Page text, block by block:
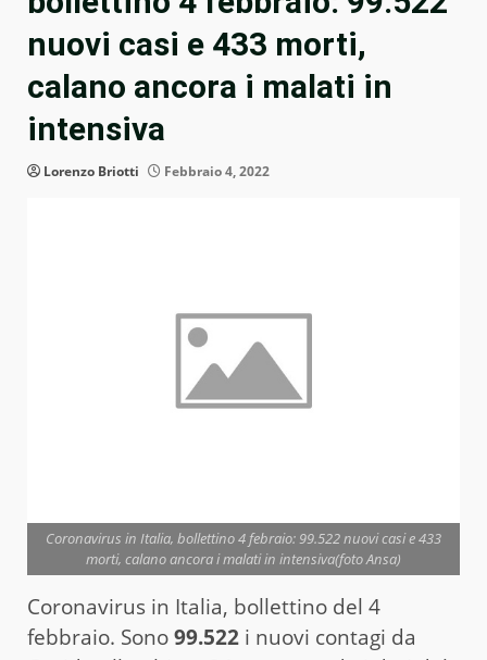
nuovi casi e 433 morti,
calano ancora i malati in
intensiva
Lorenzo Briotti Febbraio 4, 2022
Coronavirus in Italia, bollettino 4 febraio: 99.522 nuovi casi e 433
morti, calano ancora i malati in intensiva(foto Ansa)
Coronavirus in Italia, bollettino del 4
febbraio. Sono99.522 i nuovi contagi da